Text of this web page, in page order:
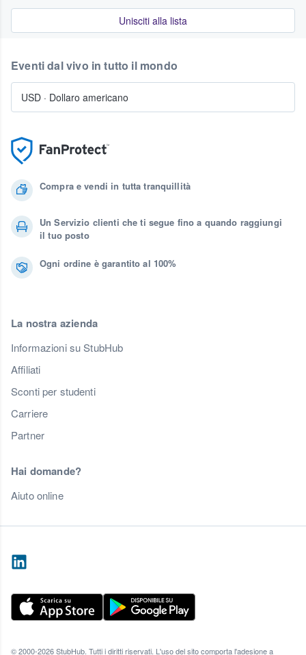
Unisciti alla lista
Compra e vendi in tutta tranquillità
Un Servizio clienti che ti segue fino a quando raggiungi
il tuo posto
Ogni ordine è garantito al 100%
La nostra azienda
Informazioni su StubHub
Affiliati
Sconti per studenti
Carriere
Partner
Hai domande?
Aiuto online
Eventi dal vivo in tutto il mondo
USD · Dollaro americano
© 2000-2026 StubHub. Tutti i diritti riservati. L'uso del sito comporta l'adesione a